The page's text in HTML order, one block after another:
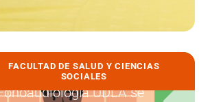
FACULTAD DE SALUD Y CIENCIAS
SOCIALES
UDLA se